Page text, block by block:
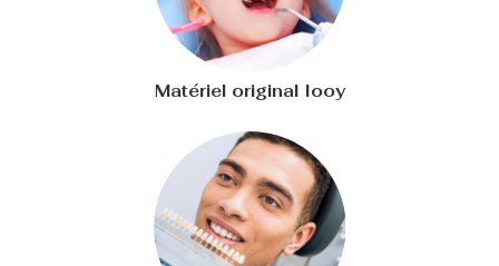
Matériel original Iooy